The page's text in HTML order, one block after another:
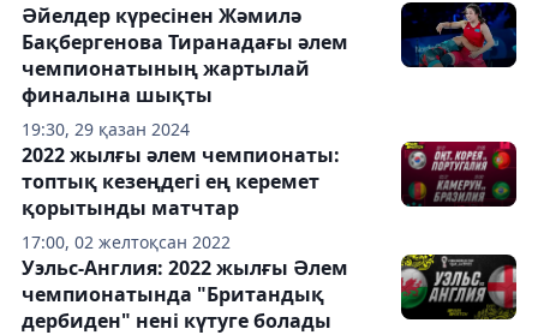
19:30, 29 қазан 2024
Әйелдер күресінен Жәмилә
Бақбергенова Тиранадағы әлем
чемпионатының жартылай
финалына шықты
17:00, 02 желтоқсан 2022
2022 жылғы әлем чемпионаты:
топтық кезеңдегі ең керемет
қорытынды матчтар
Уэльс-Англия: 2022 жылғы Әлем
чемпионатында "Британдық
дербиден" нені күтуге болады